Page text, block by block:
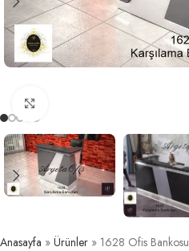
Anasayfa » Ürünler » 1628 Ofis Bankosu